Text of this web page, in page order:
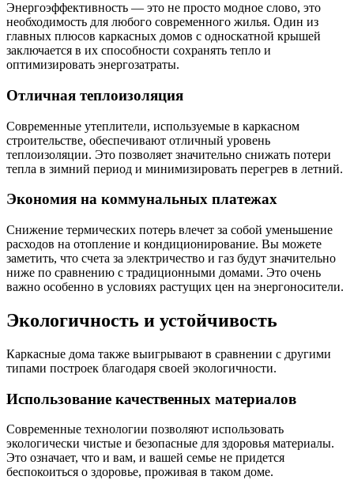
Энергоэффективность — это не просто модное слово, это
необходимость для любого современного жилья. Один из
главных плюсов каркасных домов с односкатной крышей
заключается в их способности сохранять тепло и
оптимизировать энергозатраты.
Отличная теплоизоляция
Современные утеплители, используемые в каркасном
строительстве, обеспечивают отличный уровень
теплоизоляции. Это позволяет значительно снижать потери
тепла в зимний период и минимизировать перегрев в летний.
Экономия на коммунальных платежах
Снижение термических потерь влечет за собой уменьшение
расходов на отопление и кондиционирование. Вы можете
заметить, что счета за электричество и газ будут значительно
ниже по сравнению с традиционными домами. Это очень
важно особенно в условиях растущих цен на энергоносители.
Экологичность и устойчивость
Каркасные дома также выигрывают в сравнении с другими
типами построек благодаря своей экологичности.
Использование качественных материалов
Современные технологии позволяют использовать
экологически чистые и безопасные для здоровья материалы.
Это означает, что и вам, и вашей семье не придется
беспокоиться о здоровье, проживая в таком доме.